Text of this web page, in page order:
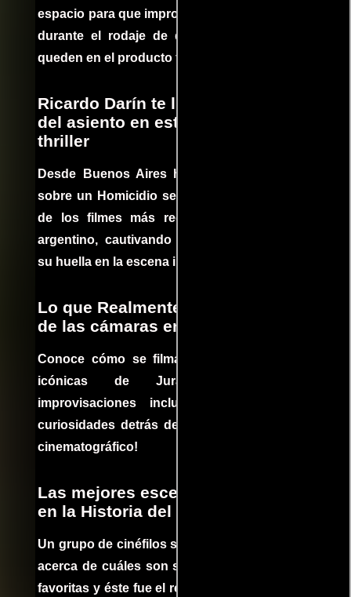
espacio para que improvisaciones que se dan
durante el rodaje de determinadas escenas
queden en el producto final.
Ricardo Darín te llevará al borde
del asiento en este increíble
thriller
Desde Buenos Aires hasta el mundo, Tesis
sobre un Homicidio se ha convertido en uno
de los filmes más recomendados del cine
argentino, cautivando audiencias y dejando
su huella en la escena internacional.
Lo que Realmente Sucedió detrás
de las cámaras en Jurassic Park
Conoce cómo se filmaron algunas escenas
icónicas de Jurassic Park, con
improvisaciones incluidas. ¡Descubre las
curiosidades detrás del rodaje de un clásico
cinematográfico!
Las mejores escenas de acción
en la Historia del cine
Un grupo de cinéfilos se juntaron para debatir
acerca de cuáles son sus escenas de acción
favoritas y éste fue el resultado. No te pierdas